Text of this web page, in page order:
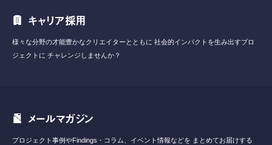
キャリア採用
様々な分野の才能豊かなクリエイターとともに 社会的インパクトを生み出すプロ
ジェクトに チャレンジしませんか？
メールマガジン
プロジェクト事例やFindings・コラム、イベント情報などを まとめてお届けする